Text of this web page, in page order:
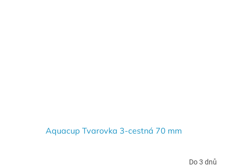
Aquacup Tvarovka 3-cestná 70 mm
Do 3 dnů